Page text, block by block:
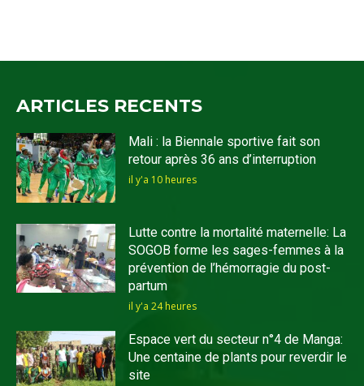
ARTICLES RECENTS
Mali : la Biennale sportive fait son
retour après 36 ans d’interruption
il y'a 10 heures
Lutte contre la mortalité maternelle: La
SOGOB forme les sages-femmes à la
prévention de l’hémorragie du post-
partum
il y'a 24 heures
Espace vert du secteur n°4 de Manga:
Une centaine de plants pour reverdir le
site